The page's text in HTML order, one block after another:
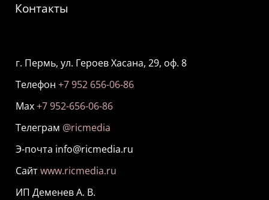
Контакты
г. Пермь, ул. Героев Хасана, 29, оф. 8
Телефон +7 952 656-06-86
Мах+7 952-656-06-86
Телеграм @ricmedia
Э-почта info@ricmedia.ru
Сайтwww.ricmedia.ru
ИП Деменев А. В.